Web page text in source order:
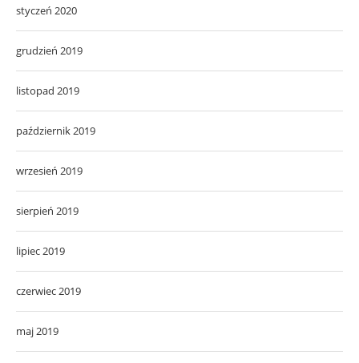
styczeń 2020
grudzień 2019
listopad 2019
październik 2019
wrzesień 2019
sierpień 2019
lipiec 2019
czerwiec 2019
maj 2019